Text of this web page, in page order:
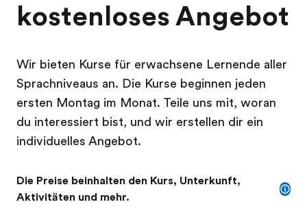
Büros
Über uns
Wer wir sind
Karriere
kostenloses Angebot
Wir bieten Kurse für erwachsene Lernende aller
Sprachniveaus an. Die Kurse beginnen jeden
ersten Montag im Monat. Teile uns mit, woran
du interessiert bist, und wir erstellen dir ein
individuelles Angebot.
Die Preise beinhalten den Kurs, Unterkunft,
Aktivitäten und mehr.